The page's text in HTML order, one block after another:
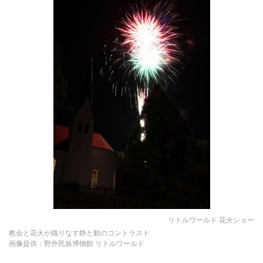
リトルワールド 花火ショー
教会と花火が織りなす静と動のコントラスト
画像提供：野外民族博物館 リトルワールド